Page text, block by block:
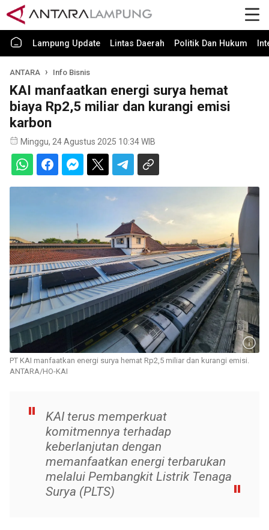
Lampung Update Lintas Daerah Politik Dan Hukum
ANTARA Info Bisnis
KAI manfaatkan energi surya hemat
biaya Rp2,5 miliar dan kurangi emisi
karbon
Minggu, 24 Agustus 2025 10:34 WIB
PT KAI manfaatkan energi surya hemat Rp2,5 miliar dan kurangi emisi.
ANTARA/HO-KAI
KAI terus memperkuat
komitmennya terhadap
keberlanjutan dengan
memanfaatkan energi terbarukan
melalui Pembangkit Listrik Tenaga
Surya (PLTS)